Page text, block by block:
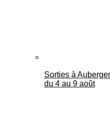
Sorties à
du 4 au 9 août